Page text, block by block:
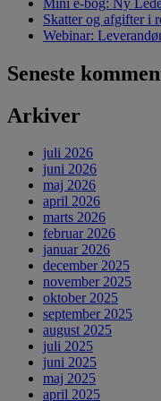
Skatter og afgifter i
Webinar:
Seneste
Arkiver
juli 2026
juni 2026
maj 2026
april 2026
marts 2026
februar 2026
januar 2026
december 2025
november 2025
oktober 2025
september 2025
august 2025
juli 2025
juni 2025
maj 2025
april 2025